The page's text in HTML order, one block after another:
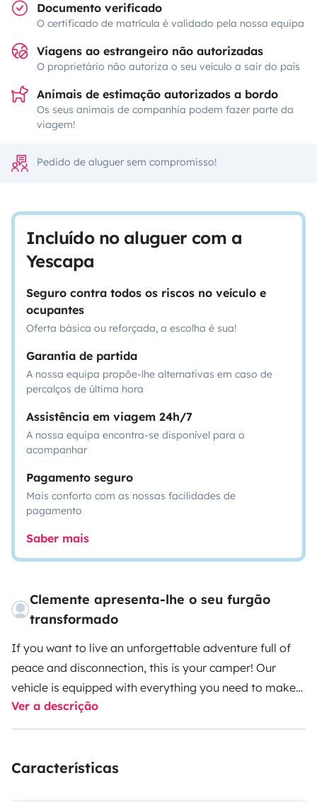
Documento verificado
O certificado de matrícula é validado pela nossa equipa
Viagens ao estrangeiro não autorizadas
O proprietário não autoriza o seu veículo a sair do país
Animais de estimação autorizados a bordo
Os seus animais de companhia podem fazer parte da
viagem!
Pedido de aluguer sem compromisso!
Incluído no aluguer com a
Yescapa
Seguro contra todos os riscos no veículo e
ocupantes
Oferta básica ou reforçada, a escolha é sua!
Garantia de partida
A nossa equipa propõe-lhe alternativas em caso de
percalços de última hora
Assistência em viagem 24h/7
A nossa equipa encontra-se disponível para o
acompanhar
Pagamento seguro
Mais conforto com as nossas facilidades de
pagamento
Saber mais
Clemente apresenta-lhe o seu furgão
transformado
If you want to live an unforgettable adventure full of
peace and disconnection, this is your camper! Our
vehicle is equipped with everything you need to make
your trip perfect, any season of the year.
Our beautiful van is camperized in February 2023.
bottle)
Ver a descrição
Características